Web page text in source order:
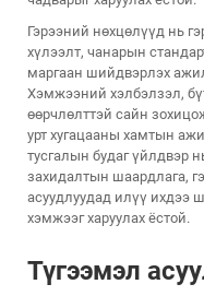
Гэрээний нөхцөлүүд нь
хүлээлт, чанарын
маргаан шийдвэрлэх
Хэмжээний хэлбэлзэл,
өөрчлөлттэй сайн
урт хугацааны хамтын
тусгалын будаг үйлдвэр
захидалтын шаардлага,
асуудлуудад илүү ихдээ
хэмжээг харуулах ёстой.
Түгээмэл